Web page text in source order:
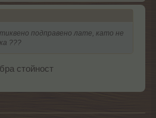
подправено лате, като не
???
стойност